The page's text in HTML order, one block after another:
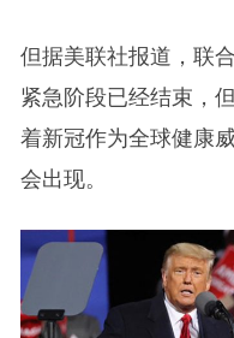
但据美联社报道，联
紧急阶段已经结束，
着新冠作为全球健康
会出现。